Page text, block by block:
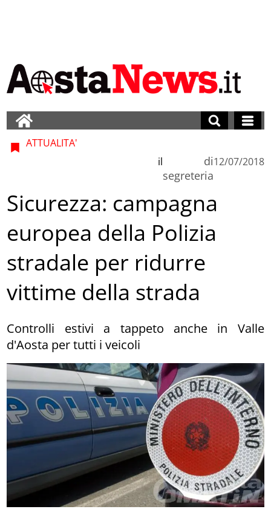
ATTUALITA'
di
segreteria
il 12/07/2018
Sicurezza: campagna
europea della Polizia
stradale per ridurre
vittime della strada
Controlli estivi a tappeto anche in Valle
d'Aosta per tutti i veicoli